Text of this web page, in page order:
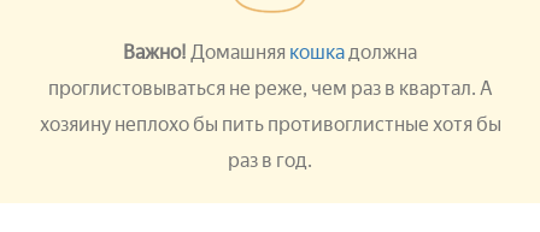
Важно! Домашняя кошкадолжна
проглистовываться не реже, чем раз в квартал. А
хозяину неплохо бы пить противоглистные хотя бы
раз в год.